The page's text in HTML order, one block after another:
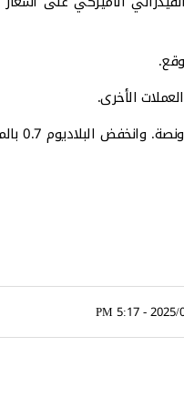
وبالنسبة للمعادن النفيسة الأخرى،
2025/01/